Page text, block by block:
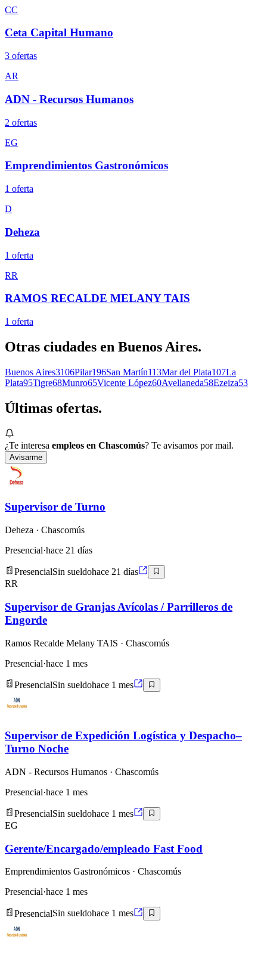
CC
Ceta Capital Humano
3 ofertas
AR
ADN - Recursos Humanos
2 ofertas
EG
Emprendimientos Gastronómicos
1 oferta
D
Deheza
1 oferta
RR
RAMOS RECALDE MELANY TAIS
1 oferta
Otras ciudades en Buenos Aires.
Buenos Aires3106Pilar196San Martín113Mar del Plata107La
Plata95Tigre68Munro65Vicente López60Avellaneda58Ezeiza53
Últimas ofertas.
¿Te interesa empleos en Chascomús? Te avisamos por mail.
Avisarme
Supervisor de Turno
Deheza · Chascomús
Presencial·hace 21 días
PresencialSin sueldohace 21 días
RR
Supervisor de Granjas Avícolas / Parrilleros de
Engorde
Ramos Recalde Melany TAIS · Chascomús
Presencial·hace 1 mes
PresencialSin sueldohace 1 mes
Supervisor de Expedición Logística y Despacho–
Turno Noche
ADN - Recursos Humanos · Chascomús
Presencial·hace 1 mes
PresencialSin sueldohace 1 mes
EG
Gerente/Encargado/empleado Fast Food
Emprendimientos Gastronómicos · Chascomús
Presencial·hace 1 mes
PresencialSin sueldohace 1 mes